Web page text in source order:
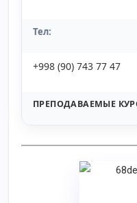
Тел:
+998 (90) 743 77 47
ПРЕПОДАВАЕМЫЕ